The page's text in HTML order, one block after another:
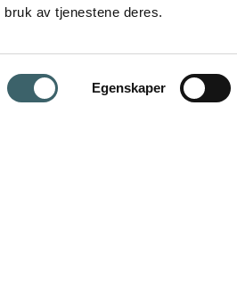
bruk av tjenestene deres.
Egenskaper